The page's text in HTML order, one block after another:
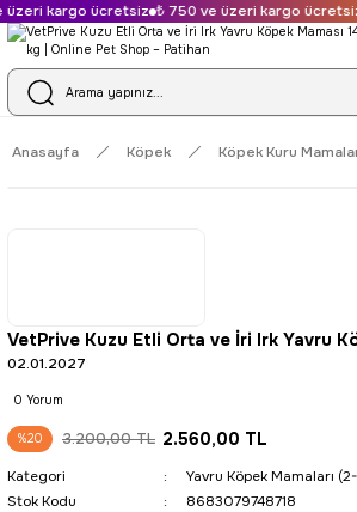
ücretsiz ₺ 750 ve üzeri kargo ücretsiz Saat
Anasayfa Köpek Köpek Kuru
VetPrive Kuzu Etli Orta ve İri Irk Yavru
02.01.2027
0 Yorum
%20 3.200,00 TL 2.560,00 TL
Kategori
Yavru Köpek Mamaları
Stok Kodu
8683079748718